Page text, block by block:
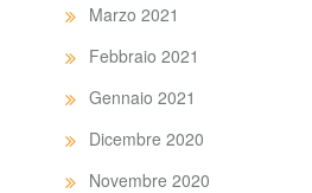
Marzo 2021
Febbraio 2021
Gennaio 2021
Dicembre 2020
Novembre 2020